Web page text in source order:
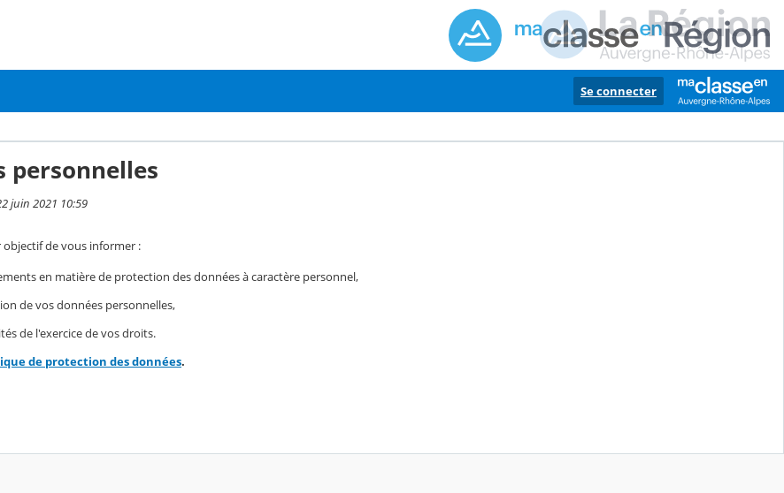
Se connecter
personnelles
juin 2021 10:59
objectif de vous informer :
en matière de protection des données à caractère personnel,
de vos données personnelles,
de l'exercice de vos droits.
de protection des données.